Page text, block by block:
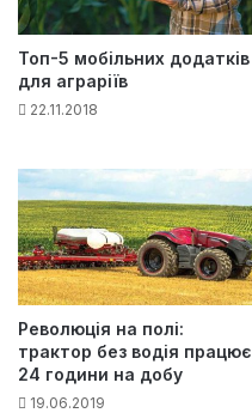
Топ-5 мобільних додатків
для аграріїв
22.11.2018
Революція на полі:
трактор без водія працює
24 години на добу
19.06.2019